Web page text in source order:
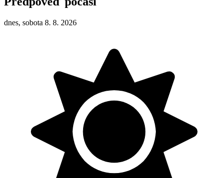
dnes, sobota 8. 8. 2026